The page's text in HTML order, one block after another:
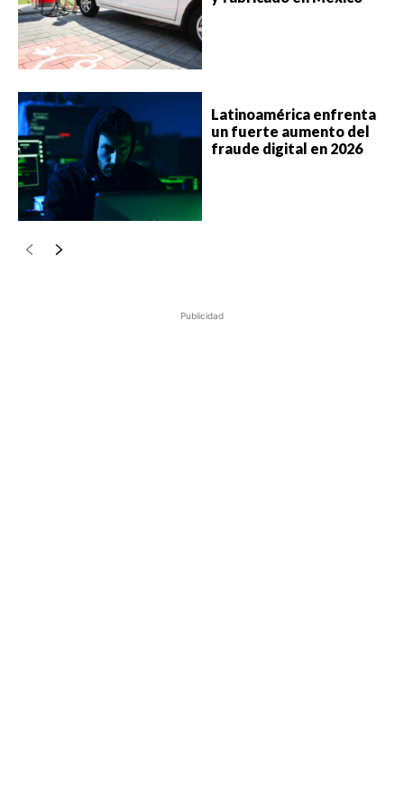
Latinoamérica enfrenta
un fuerte aumento del
fraude digital en 2026
Publicidad